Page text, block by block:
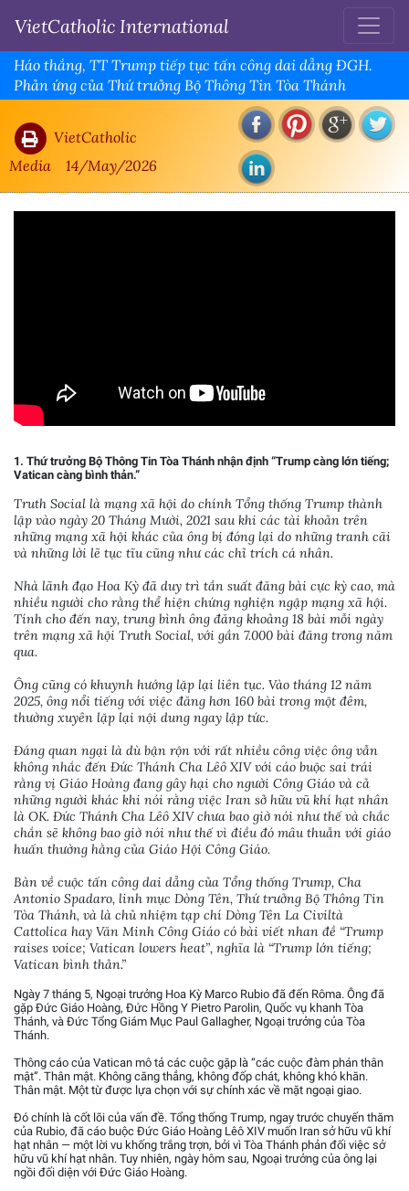
VietCatholic International
Háo thắng, TT Trump tiếp tục tấn công dai dẳng ĐGH.
Phản ứng của Thứ trưởng Bộ Thông Tin Tòa Thánh
VietCatholic
Media
14/May/2026
1. Thứ trưởng Bộ Thông Tin Tòa Thánh nhận định “Trump càng lớn tiếng;
Vatican càng bình thản.”
Truth Social là mạng xã hội do chính Tổng thống Trump thành
lập vào ngày 20 Tháng Mười, 2021 sau khi các tài khoản trên
những mạng xã hội khác của ông bị đóng lại do những tranh cãi
và những lời lẽ tục tĩu cũng như các chỉ trích cá nhân.
Nhà lãnh đạo Hoa Kỳ đã duy trì tần suất đăng bài cực kỳ cao, mà
nhiều người cho rằng thể hiện chứng nghiện ngập mạng xã hội.
Tính cho đến nay, trung bình ông đăng khoảng 18 bài mỗi ngày
trên mạng xã hội Truth Social, với gần 7.000 bài đăng trong năm
qua.
Ông cũng có khuynh hướng lặp lại liên tục. Vào tháng 12 năm
2025, ông nổi tiếng với việc đăng hơn 160 bài trong một đêm,
thường xuyên lặp lại nội dung ngay lập tức.
Đáng quan ngại là dù bận rộn với rất nhiều công việc ông vẫn
không nhắc đến Đức Thánh Cha Lêô XIV với cáo buộc sai trái
rằng vị Giáo Hoàng đang gây hại cho người Công Giáo và cả
những người khác khi nói rằng việc Iran sở hữu vũ khí hạt nhân
là OK. Đức Thánh Cha Lêô XIV chưa bao giờ nói như thế và chắc
chắn sẽ không bao giờ nói như thế vì điều đó mâu thuẫn với giáo
huấn thường hằng của Giáo Hội Công Giáo.
Bàn về cuộc tấn công dai dẳng của Tổng thống Trump, Cha
Antonio Spadaro, linh mục Dòng Tên, Thứ trưởng Bộ Thông Tin
Tòa Thánh, và là chủ nhiệm tạp chí Dòng Tên La Civiltà
Cattolica hay Văn Minh Công Giáo có bài viết nhan đề “Trump
raises voice; Vatican lowers heat”, nghĩa là “Trump lớn tiếng;
Vatican bình thản.”
Ngày 7 tháng 5, Ngoại trưởng Hoa Kỳ Marco Rubio đã đến Rôma. Ông đã
gặp Đức Giáo Hoàng, Đức Hồng Y Pietro Parolin, Quốc vụ khanh Tòa
Thánh, và Đức Tổng Giám Mục Paul Gallagher, Ngoại trưởng của Tòa
Thánh.
Thông cáo của Vatican mô tả các cuộc gặp là “các cuộc đàm phán thân
mật”. Thân mật. Không căng thẳng, không đốp chát, không khó khăn.
Thân mật. Một từ được lựa chọn với sự chính xác về mặt ngoại giao.
Đó chính là cốt lõi của vấn đề. Tổng thống Trump, ngay trước chuyến thăm
của Rubio, đã cáo buộc Đức Giáo Hoàng Lêô XIV muốn Iran sở hữu vũ khí
hạt nhân — một lời vu khống trắng trợn, bởi vì Tòa Thánh phản đối việc sở
hữu vũ khí hạt nhân. Tuy nhiên, ngày hôm sau, Ngoại trưởng của ông lại
ngồi đối diện với Đức Giáo Hoàng.